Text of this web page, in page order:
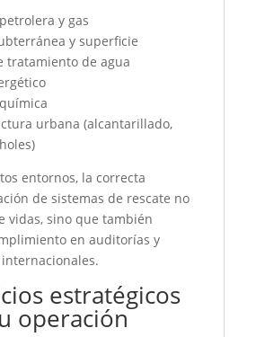
y gas
y superficie
tratamiento de agua
urbana (alcantarillado,
entornos, la correcta
de sistemas de rescate no
vidas, sino que también
en auditorías y
estratégicos
operación